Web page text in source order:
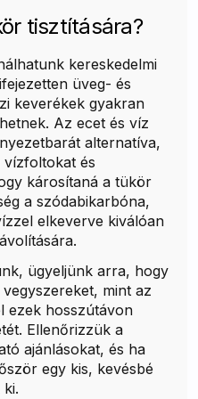
tisztítására?
kereskedelmi
üveg- és
keverékek gyakran
Az ecet és víz
alternatíva,
vízfoltokat és
károsítaná a tükör
a szódabikarbóna,
elkeverve kiválóan
ügyeljünk arra, hogy
mint az
ezek hosszútávon
Ellenőrizzük a
ajánlásokat, és ha
egy kis, kevésbé